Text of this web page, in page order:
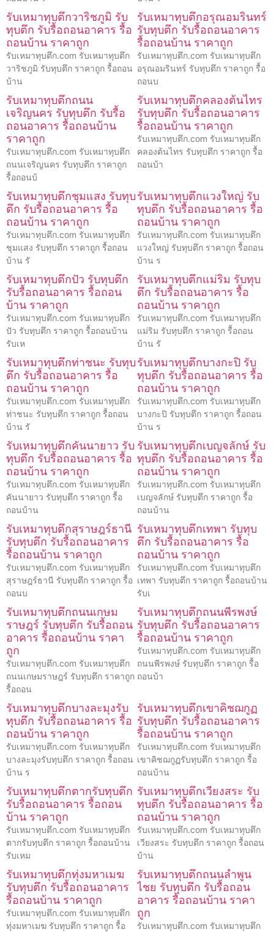
รับเหมาทุบตึกวาริชภูมิ รับ
ทุบตึก รับรื้อถอนอาคาร รื้อ
ถอนบ้าน ราคาถูก
รับเหมาทุบตึก.com รับเหมาทุบตึก
วาริชภูมิ รับทุบตึก ราคาถูก รื้อถอน
บ้าน
รับเหมาทุบตึกอรุณอมรินทร์
รับทุบตึก รับรื้อถอนอาคาร
รื้อถอนบ้าน ราคาถูก
รับเหมาทุบตึก.com รับเหมาทุบตึก
อรุณอมรินทร์ รับทุบตึก ราคาถูก รื้อ
ถอนบ
รับเหมาทุบตึกถนน
เจริญนคร รับทุบตึก รับรื้อ
ถอนอาคาร รื้อถอนบ้าน
ราคาถูก
รับเหมาทุบตึก.com รับเหมาทุบตึก
ถนนเจริญนคร รับทุบตึก ราคาถูก
รื้อถอนบ้
รับเหมาทุบตึกคลองต้นไทร
รับทุบตึก รับรื้อถอนอาคาร
รื้อถอนบ้าน ราคาถูก
รับเหมาทุบตึก.com รับเหมาทุบตึก
คลองต้นไทร รับทุบตึก ราคาถูก รื้อ
ถอนบ้า
รับเหมาทุบตึกชุมแสง รับทุบ
ตึก รับรื้อถอนอาคาร รื้อ
ถอนบ้าน ราคาถูก
รับเหมาทุบตึก.com รับเหมาทุบตึก
ชุมแสง รับทุบตึก ราคาถูก รื้อถอน
บ้าน รั
รับเหมาทุบตึกแวงใหญ่ รับ
ทุบตึก รับรื้อถอนอาคาร รื้อ
ถอนบ้าน ราคาถูก
รับเหมาทุบตึก.com รับเหมาทุบตึก
แวงใหญ่ รับทุบตึก ราคาถูก รื้อถอน
บ้าน ร
รับเหมาทุบตึกปัว รับทุบตึก
รับรื้อถอนอาคาร รื้อถอน
บ้าน ราคาถูก
รับเหมาทุบตึก.com รับเหมาทุบตึก
ปัว รับทุบตึก ราคาถูก รื้อถอนบ้าน
รับเห
รับเหมาทุบตึกแม่ริม รับทุบ
ตึก รับรื้อถอนอาคาร รื้อ
ถอนบ้าน ราคาถูก
รับเหมาทุบตึก.com รับเหมาทุบตึก
แม่ริม รับทุบตึก ราคาถูก รื้อถอน
บ้าน รั
รับเหมาทุบตึกท่าชนะ รับทุบ
ตึก รับรื้อถอนอาคาร รื้อ
ถอนบ้าน ราคาถูก
รับเหมาทุบตึก.com รับเหมาทุบตึก
ท่าชนะ รับทุบตึก ราคาถูก รื้อถอน
บ้าน รั
รับเหมาทุบตึกบางกะปิ รับ
ทุบตึก รับรื้อถอนอาคาร รื้อ
ถอนบ้าน ราคาถูก
รับเหมาทุบตึก.com รับเหมาทุบตึก
บางกะปิ รับทุบตึก ราคาถูก รื้อถอน
บ้าน ร
รับเหมาทุบตึกคันนายาว รับ
ทุบตึก รับรื้อถอนอาคาร รื้อ
ถอนบ้าน ราคาถูก
รับเหมาทุบตึก.com รับเหมาทุบตึก
คันนายาว รับทุบตึก ราคาถูก รื้อ
ถอนบ้าน
รับเหมาทุบตึกเบญจลักษ์ รับ
ทุบตึก รับรื้อถอนอาคาร รื้อ
ถอนบ้าน ราคาถูก
รับเหมาทุบตึก.com รับเหมาทุบตึก
เบญจลักษ์ รับทุบตึก ราคาถูก รื้อ
ถอนบ้าน
รับเหมาทุบตึกสุราษฎร์ธานี
รับทุบตึก รับรื้อถอนอาคาร
รื้อถอนบ้าน ราคาถูก
รับเหมาทุบตึก.com รับเหมาทุบตึก
สุราษฎร์ธานี รับทุบตึก ราคาถูก รื้อ
ถอนบ
รับเหมาทุบตึกเทพา รับทุบ
ตึก รับรื้อถอนอาคาร รื้อ
ถอนบ้าน ราคาถูก
รับเหมาทุบตึก.com รับเหมาทุบตึก
เทพา รับทุบตึก ราคาถูก รื้อถอนบ้าน
รับเ
รับเหมาทุบตึกถนนเกษม
ราษฎร์ รับทุบตึก รับรื้อถอน
อาคาร รื้อถอนบ้าน ราคา
ถูก
รับเหมาทุบตึก.com รับเหมาทุบตึก
ถนนเกษมราษฎร์ รับทุบตึก ราคาถูก
รื้อถอน
รับเหมาทุบตึกถนนพีรพงษ์
รับทุบตึก รับรื้อถอนอาคาร
รื้อถอนบ้าน ราคาถูก
รับเหมาทุบตึก.com รับเหมาทุบตึก
ถนนพีรพงษ์ รับทุบตึก ราคาถูก รื้อ
ถอนบ้า
รับเหมาทุบตึกบางละมุงรับ
ทุบตึก รับรื้อถอนอาคาร รื้อ
ถอนบ้าน ราคาถูก
รับเหมาทุบตึก.com รับเหมาทุบตึก
บางละมุงรับทุบตึก ราคาถูก รื้อถอน
บ้าน ร
รับเหมาทุบตึกเขาคิชฌกูฏ
รับทุบตึก รับรื้อถอนอาคาร
รื้อถอนบ้าน ราคาถูก
รับเหมาทุบตึก.com รับเหมาทุบตึก
เขาคิชฌกูฏรับทุบตึก ราคาถูก รื้อ
ถอนบ้าน
รับเหมาทุบตึกตากรับทุบตึก
รับรื้อถอนอาคาร รื้อถอน
บ้าน ราคาถูก
รับเหมาทุบตึก.com รับเหมาทุบตึก
ตากรับทุบตึก ราคาถูก รื้อถอนบ้าน
รับเหม
รับเหมาทุบตึกเวียงสระ รับ
ทุบตึก รับรื้อถอนอาคาร รื้อ
ถอนบ้าน ราคาถูก
รับเหมาทุบตึก.com รับเหมาทุบตึก
เวียงสระ รับทุบตึก ราคาถูก รื้อถอน
บ้าน
รับเหมาทุบตึกทุ่งมหาเมฆ
รับทุบตึก รับรื้อถอนอาคาร
รื้อถอนบ้าน ราคาถูก
รับเหมาทุบตึก.com รับเหมาทุบตึก
ทุ่งมหาเมฆ รับทุบตึก ราคาถูก รื้อ
รับเหมาทุบตึกถนนลำพูน
ไชย รับทุบตึก รับรื้อถอน
อาคาร รื้อถอนบ้าน ราคา
ถูก
รับเหมาทุบตึก.com รับเหมาทุบตึก